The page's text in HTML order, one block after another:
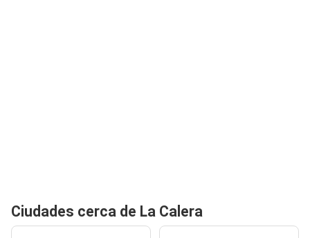
Ciudades cerca de La Calera